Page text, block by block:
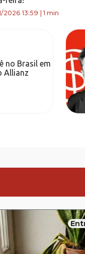
2026 13:59 |1 min
no Brasil em
Allianz